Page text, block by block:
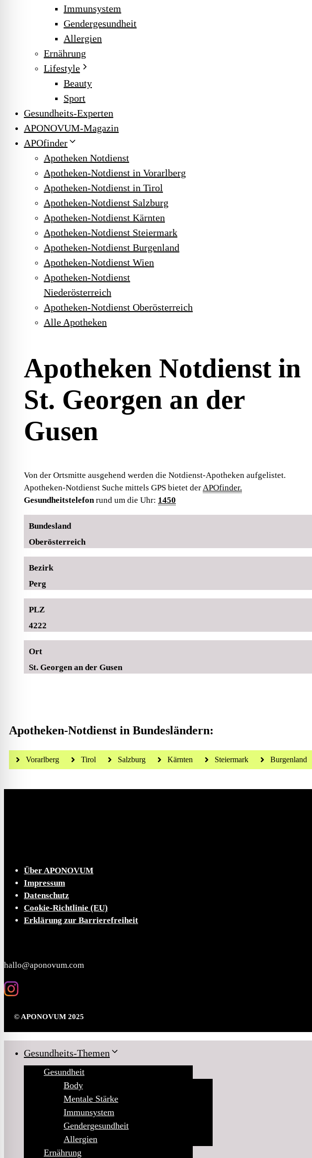
Immunsystem
Gendergesundheit
Allergien
Ernährung
Lifestyle
Beauty
Sport
Gesundheits-Experten
APONOVUM-Magazin
APOfinder
Apotheken Notdienst
Apotheken-Notdienst in Vorarlberg
Apotheken-Notdienst in Tirol
Apotheken-Notdienst Salzburg
Apotheken-Notdienst Kärnten
Apotheken-Notdienst Steiermark
Apotheken-Notdienst Burgenland
Apotheken-Notdienst Wien
Apotheken-Notdienst
Niederösterreich
Apotheken-Notdienst Oberösterreich
Alle Apotheken
Apotheken Notdienst in
St. Georgen an der
Gusen
Von der Ortsmitte ausgehend werden die Notdienst-Apotheken aufgelistet.
Apotheken-Notdienst Suche mittels GPS bietet derAPOfinder.
Gesundheitstelefonrund um die Uhr: 1450
Bundesland
Oberösterreich
Bezirk
Perg
PLZ
4222
Ort
St. Georgen an der Gusen
Apotheken-Notdienst in Bundesländern:
Vorarlberg Tirol Salzburg Kärnten Steiermark Burgenland
Über APONOVUM
Impressum
Datenschutz
Cookie-Richtlinie (EU)
Erklärung zur Barrierefreiheit
hallo@aponovum.com
© APONOVUM 2025
Gesundheits-Themen
Gesundheit
Body
Mentale Stärke
Immunsystem
Gendergesundheit
Allergien
Ernährung